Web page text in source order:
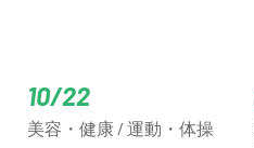
10/22
美容・健康 / 運動・体操